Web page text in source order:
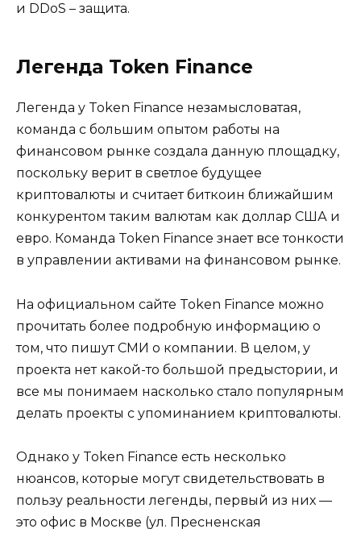
и DDoS – защита.
Легенда Token Finance
Легенда у Token Finance незамысловатая,
команда с большим опытом работы на
финансовом рынке создала данную площадку,
поскольку верит в светлое будущее
криптовалюты и считает биткоин ближайшим
конкурентом таким валютам как доллар США и
евро. Команда Token Finance знает все тонкости
в управлении активами на финансовом рынке.
На официальном сайте Token Finance можно
прочитать более подробную информацию о
том, что пишут СМИ о компании. В целом, у
проекта нет какой-то большой предыстории, и
все мы понимаем насколько стало популярным
делать проекты с упоминанием криптовалюты.
Однако у Token Finance есть несколько
нюансов, которые могут свидетельствовать в
пользу реальности легенды, первый из них —
это офис в Москве (ул. Пресненская